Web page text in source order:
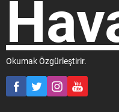
Ampute Futbol
Şampiyonası’nın finalinde
İspanya’yla karşılaştı. Maça
iyi başlayan...
Okumak Özgürleştirir.